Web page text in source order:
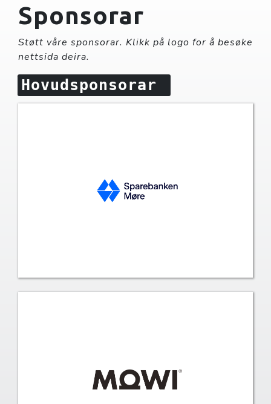
Sponsorar
Støtt våre sponsorar. Klikk på logo for å besøke
nettsida deira.
Hovudsponsorar